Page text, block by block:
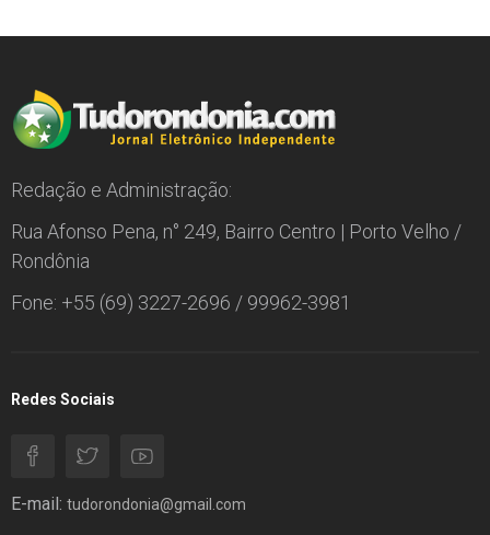
Redação e Administração:
Rua Afonso Pena, n° 249, Bairro Centro | Porto Velho /
Rondônia
Fone: +55 (69) 3227-2696 / 99962-3981
Redes Sociais
E-mail: tudorondonia@gmail.com